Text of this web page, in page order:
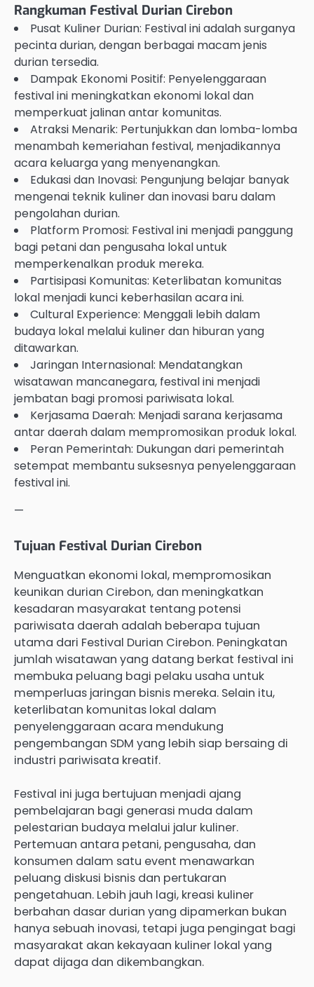
Rangkuman Festival Durian Cirebon
Pusat Kuliner Durian: Festival ini adalah surganya
pecinta durian, dengan berbagai macam jenis
durian tersedia.
Dampak Ekonomi Positif: Penyelenggaraan
festival ini meningkatkan ekonomi lokal dan
memperkuat jalinan antar komunitas.
Atraksi Menarik: Pertunjukkan dan lomba-lomba
menambah kemeriahan festival, menjadikannya
acara keluarga yang menyenangkan.
Edukasi dan Inovasi: Pengunjung belajar banyak
mengenai teknik kuliner dan inovasi baru dalam
pengolahan durian.
Platform Promosi: Festival ini menjadi panggung
bagi petani dan pengusaha lokal untuk
memperkenalkan produk mereka.
Partisipasi Komunitas: Keterlibatan komunitas
lokal menjadi kunci keberhasilan acara ini.
Cultural Experience: Menggali lebih dalam
budaya lokal melalui kuliner dan hiburan yang
ditawarkan.
Jaringan Internasional: Mendatangkan
wisatawan mancanegara, festival ini menjadi
jembatan bagi promosi pariwisata lokal.
Kerjasama Daerah: Menjadi sarana kerjasama
antar daerah dalam mempromosikan produk lokal.
Peran Pemerintah: Dukungan dari pemerintah
setempat membantu suksesnya penyelenggaraan
festival ini.
—
Tujuan Festival Durian Cirebon
Menguatkan ekonomi lokal, mempromosikan
keunikan durian Cirebon, dan meningkatkan
kesadaran masyarakat tentang potensi
pariwisata daerah adalah beberapa tujuan
utama dari Festival Durian Cirebon. Peningkatan
jumlah wisatawan yang datang berkat festival ini
membuka peluang bagi pelaku usaha untuk
memperluas jaringan bisnis mereka. Selain itu,
keterlibatan komunitas lokal dalam
penyelenggaraan acara mendukung
pengembangan SDM yang lebih siap bersaing di
industri pariwisata kreatif.
Festival ini juga bertujuan menjadi ajang
pembelajaran bagi generasi muda dalam
pelestarian budaya melalui jalur kuliner.
Pertemuan antara petani, pengusaha, dan
konsumen dalam satu event menawarkan
peluang diskusi bisnis dan pertukaran
pengetahuan. Lebih jauh lagi, kreasi kuliner
berbahan dasar durian yang dipamerkan bukan
hanya sebuah inovasi, tetapi juga pengingat bagi
masyarakat akan kekayaan kuliner lokal yang
dapat dijaga dan dikembangkan.